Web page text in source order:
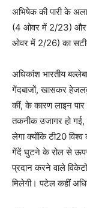
अभिषेक की पारी के
(4 ओवर में 2/23) और
ओवर में 2/26) का
अधिकांश भारतीय
गेंदबाजों, खासकर
कीं, के कारण लाइन
तकनीक उजागर हो गई,
लेगा क्योंकि टी20 विश्व
गेंदें घुटने के रोल से ऊपर
प्रदान करने वाले
मिलेगी। पटेल कहीं